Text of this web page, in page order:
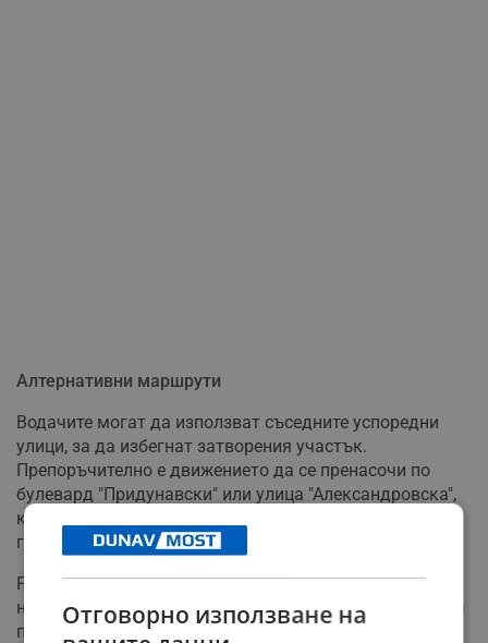
Алтернативни маршрути
Водачите могат да използват съседните успоредни
улици, за да избегнат затворения участък.
Препоръчително е движението да се пренасочи по
булевард "Придунавски" или улица "Александровска",
които са основни артерии в централната част на
града.
Ремонтните дейности са част от текущата поддръжка
на градската инфраструктура и целят подобряване на
пътната настилка в един от натоварените участъци в
Отговорно използване на